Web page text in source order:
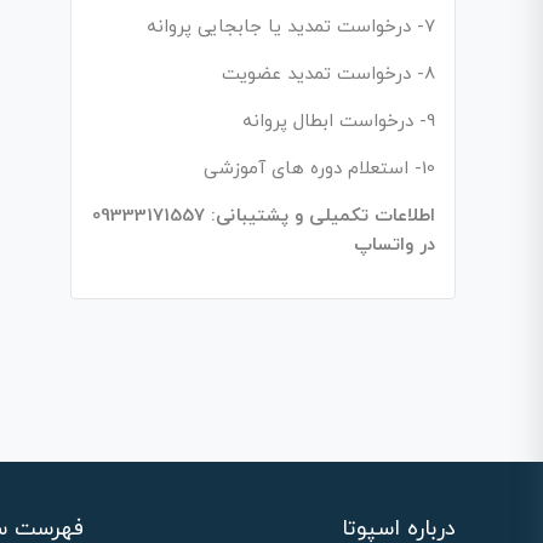
7- درخواست تمدید یا جابجایی پروانه
8- درخواست تمدید عضویت
9- درخواست ابطال پروانه
10- استعلام دوره های آموزشی
اطلاعات تکمیلی و پشتیبانی: 09333171557
در واتساپ
درباره اسپوتا فهرست